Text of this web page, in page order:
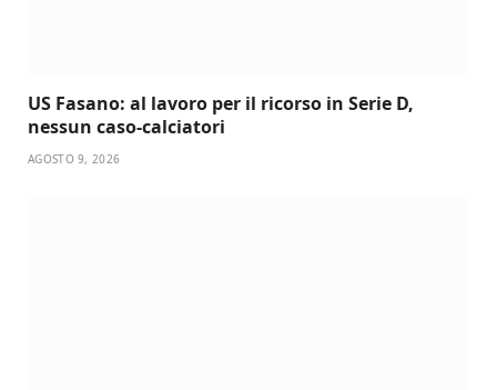
US Fasano: al lavoro per il ricorso in Serie D,
nessun caso-calciatori
AGOSTO 9, 2026